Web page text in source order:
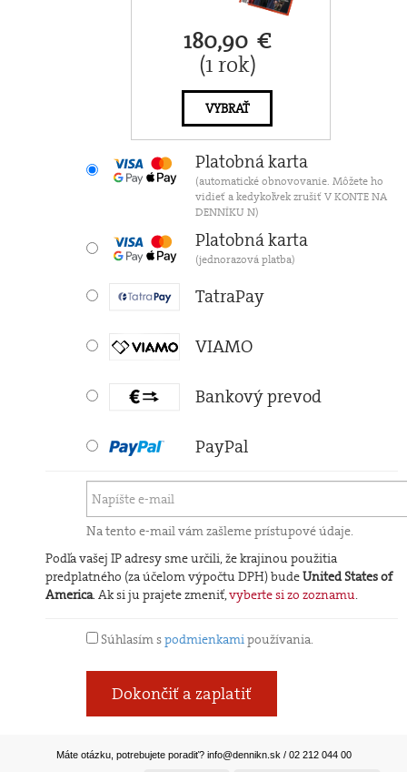
180,90 €
(1 rok)
VYBRAŤ
Platobná karta
(automatické obnovovanie. Môžete ho
vidieť a kedykoľvek zrušiť V KONTE NA
DENNÍKU N)
Platobná karta
(jednorazová platba)
TatraPay
VIAMO
Bankový prevod
PayPal
Na tento e-mail vám zašleme prístupové údaje.
Podľa vašej IP adresy sme určili, že krajinou použitia
predplatného (za účelom výpočtu DPH) budeUnited States of
America. Ak si ju prajete zmeniť,vyberte si zo zoznamu.
Súhlasím spodmienkamipoužívania.
Dokončiť a zaplatiť
Máte otázku, potrebujete poradiť? info@dennikn.sk / 02 212 044 00